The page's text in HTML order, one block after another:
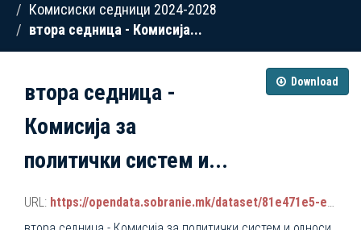
contentКомисиски седници 2024-2028
втора седница - Комисија...
Download
втора седница -
Комисија за
политички систем и...
URL: https://opendata.sobranie.mk/dataset/81e471e5-e34b-4d92-9a38-9b6107e068a7/resource/5f894f21-f566-4f82-b8cf-8a125b701df0/download/komisiski_sednici_2024-2028.json